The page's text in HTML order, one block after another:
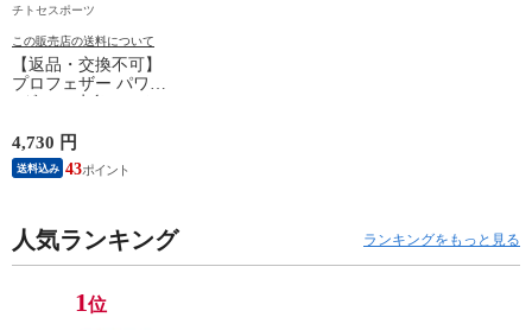
チトセスポーツ
この販売店の送料について
【返品・交換不可】
プロフェザー パワー
PF-6010 2025SS バド
ミントンシャトル 羽
根 12個入
4,730 円
送料込み 43
人気ランキング ランキングをもっと見る
1位